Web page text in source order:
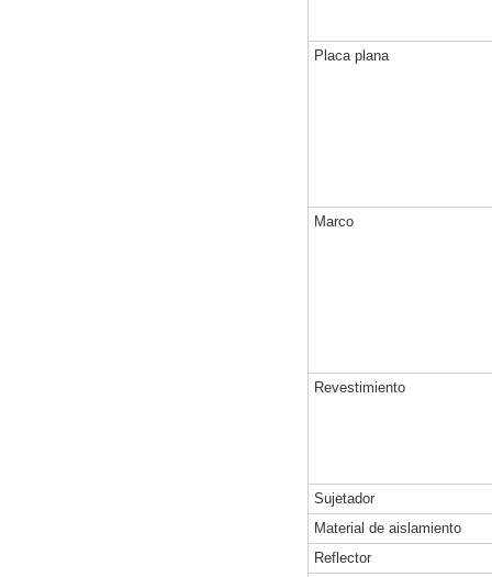
Placa plana
Marco
Revestimiento
Sujetador
Material de aislamiento
Reflector